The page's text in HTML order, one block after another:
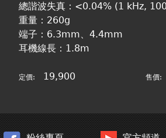
總諧波失真：<0.04% (1 kHz,
重量：260g
端子：6.3mm、4.4mm
耳機線長：1.8m
定價: 19,900 售價: